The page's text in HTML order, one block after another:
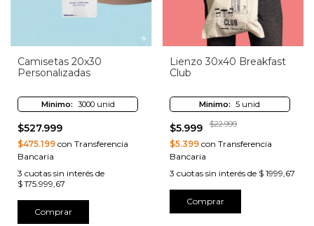
Camisetas 20x30
Personalizadas
Minimo: 3000 unid
$527.999
$475.199 con Transferencia
Bancaria
3 cuotas sin interés de
$ 175.999,67
Comprar
Lienzo 30x40 Breakfast
Club
Minimo: 5 unid
$5.999 $22.999
$5.399con Transferencia
Bancaria
3 cuotas sin interés de $ 1999,67
Comprar